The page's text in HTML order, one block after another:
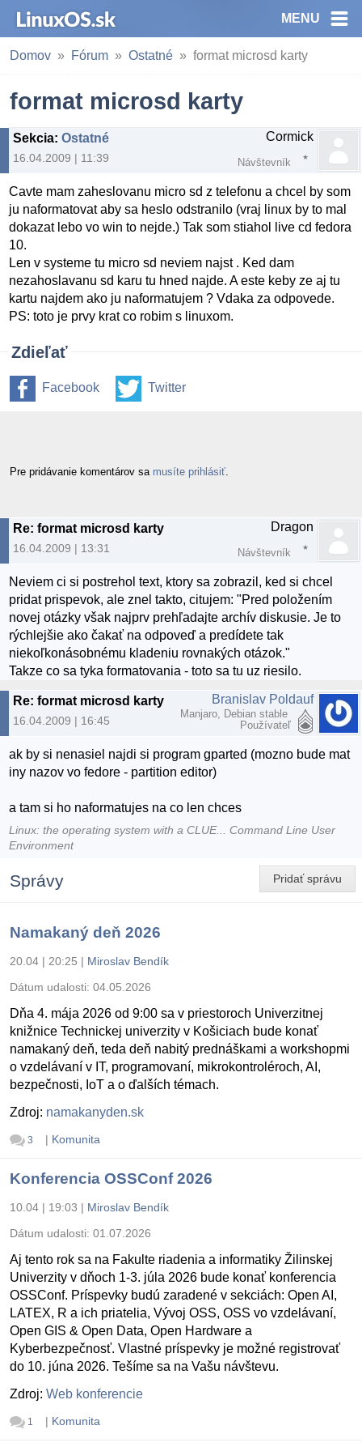
MENU
Domov Fórum Ostatné format microsd karty
format microsd karty
Sekcia: Ostatné
16.04.2009 | 11:39
Cormick
Návštevník
Cavte mam zaheslovanu micro sd z telefonu a chcel by som
ju naformatovat aby sa heslo odstranilo (vraj linux by to mal
dokazat lebo vo win to nejde.) Tak som stiahol live cd fedora
10.
Len v systeme tu micro sd neviem najst . Ked dam
nezahoslavanu sd karu tu hned najde. A este keby ze aj tu
kartu najdem ako ju naformatujem ? Vdaka za odpovede.
PS: toto je prvy krat co robim s linuxom.
Zdieľať
Facebook Twitter
Pre pridávanie komentárov sa musíte prihlásiť
Re: format microsd karty
16.04.2009 | 13:31
Dragon
Návštevník
Neviem ci si postrehol text, ktory sa zobrazil, ked si chcel
pridat prispevok, ale znel takto, citujem: "Pred položením
novej otázky však najprv prehľadajte archív diskusie. Je to
rýchlejšie ako čakať na odpoveď a predídete tak
niekoľkonásobnému kladeniu rovnakých otázok."
Takze co sa tyka formatovania - toto sa tu uz riesilo.
Re: format microsd karty
16.04.2009 | 16:45
Branislav Poldauf
Manjaro, Debian stable
Používateľ
ak by si nenasiel najdi si program gparted (mozno bude mat
iny nazov vo fedore - partition editor)
a tam si ho naformatujes na co len chces
Linux: the operating system with a CLUE... Command Line User
Environment
Pridať správu
Správy
Namakaný deň 2026
20.04 | 20:25 | Miroslav Bendík
Dátum udalosti: 04.05.2026
Dňa 4. mája 2026 od 9:00 sa v priestoroch Univerzitnej
knižnice Technickej univerzity v Košiciach bude konať
namakaný deň, teda deň nabitý prednáškami a workshopmi
o vzdelávaní v IT, programovaní, mikrokontroléroch, AI,
bezpečnosti, IoT a o ďalších témach.
Zdroj: namakanyden.sk
3 | Komunita
Konferencia OSSConf 2026
10.04 | 19:03 | Miroslav Bendík
Dátum udalosti: 01.07.2026
Aj tento rok sa na Fakulte riadenia a informatiky Žilinskej
Univerzity v dňoch 1-3. júla 2026 bude konať konferencia
OSSConf. Príspevky budú zaradené v sekciách: Open AI,
LATEX, R a ich priatelia, Vývoj OSS, OSS vo vzdelávaní,
Open GIS & Open Data, Open Hardware a
Kyberbezpečnosť. Vlastné príspevky je možné registrovať
do 10. júna 2026. Tešíme sa na Vašu návštevu.
Zdroj: Web konferencie
1 | Komunita